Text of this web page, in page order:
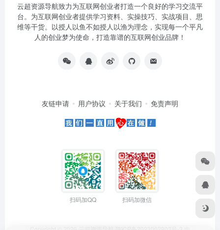
云超资源导航致力为互联网创业者打造一个良好的学习交流平
台。为互联网创业者提供学习资料、实操技巧、实战项目、思
维等干货。以授人以鱼不如授人以渔为理念，实现每一个平凡
人的创业梦为使命，打造靠谱的互联网创业品牌！
友链申请 用户协议 关于我们 免责声明
扫码加QQ 扫码加微信